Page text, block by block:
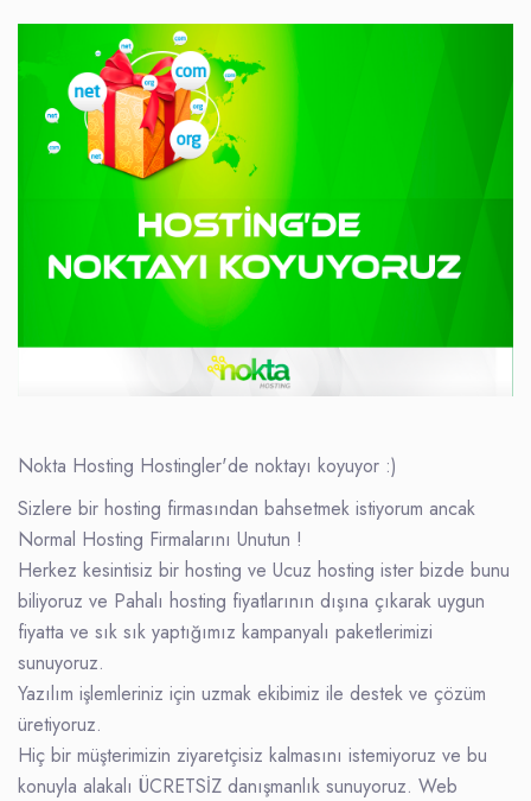
Nokta Hosting Hostingler'de noktayı koyuyor :)
Sizlere bir hosting firmasından bahsetmek istiyorum ancak
Normal Hosting Firmalarını Unutun !
Herkez kesintisiz bir hosting ve Ucuz hosting ister bizde bunu
biliyoruz ve Pahalı hosting fiyatlarının dışına çıkarak uygun
fiyatta ve sık sık yaptığımız kampanyalı paketlerimizi
sunuyoruz.
Yazılım işlemleriniz için uzmak ekibimiz ile destek ve çözüm
üretiyoruz.
Hiç bir müşterimizin ziyaretçisiz kalmasını istemiyoruz ve bu
konuyla alakalı ÜCRETSİZ danışmanlık sunuyoruz. Web